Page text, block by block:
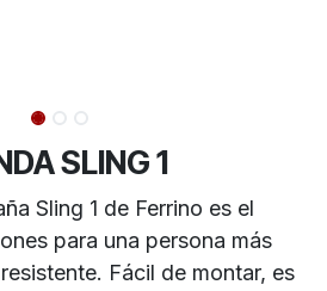
SLING 1
Sling 1 de Ferrino es el
para una persona más
Fácil de montar, es